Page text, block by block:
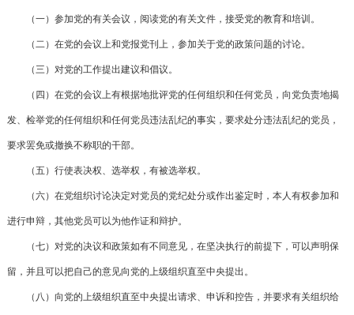
（一）参加党的有关会议，阅读党的有关文件，接受党的教育和培训。
（二）在党的会议上和党报党刊上，参加关于党的政策问题的讨论。
（三）对党的工作提出建议和倡议。
（四）在党的会议上有根据地批评党的任何组织和任何党员，向党负责地揭
发、检举党的任何组织和任何党员违法乱纪的事实，要求处分违法乱纪的党员，
要求罢免或撤换不称职的干部。
（五）行使表决权、选举权，有被选举权。
（六）在党组织讨论决定对党员的党纪处分或作出鉴定时，本人有权参加和
进行申辩，其他党员可以为他作证和辩护。
（七）对党的决议和政策如有不同意见，在坚决执行的前提下，可以声明保
留，并且可以把自己的意见向党的上级组织直至中央提出。
（八）向党的上级组织直至中央提出请求、申诉和控告，并要求有关组织给